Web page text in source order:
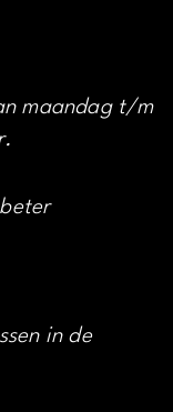
maandag t/m
in de